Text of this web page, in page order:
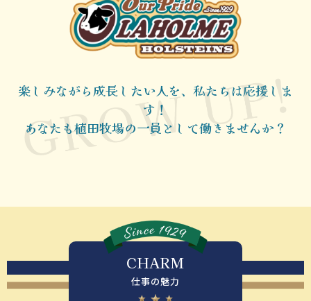
楽しみながら成長したい人を、私たちは応援しま
す！
あなたも植田牧場の一員として働きませんか？
CHARM
仕事の魅力